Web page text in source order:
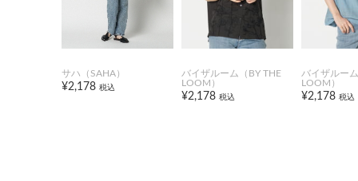
サハ（SAHA）
¥2,178 税込
バイザルーム（BY THE
LOOM）
¥2,178 税込
バイザルー
LOOM）
¥2,178 税込